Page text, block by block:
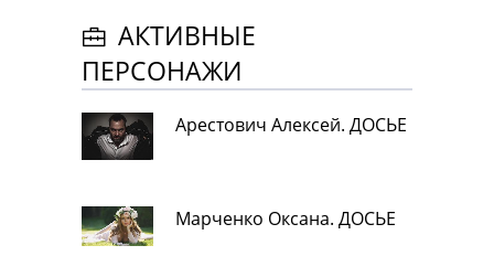
АКТИВНЫЕ
ПЕРСОНАЖИ
Арестович Алексей. ДОСЬЕ
Марченко Оксана. ДОСЬЕ